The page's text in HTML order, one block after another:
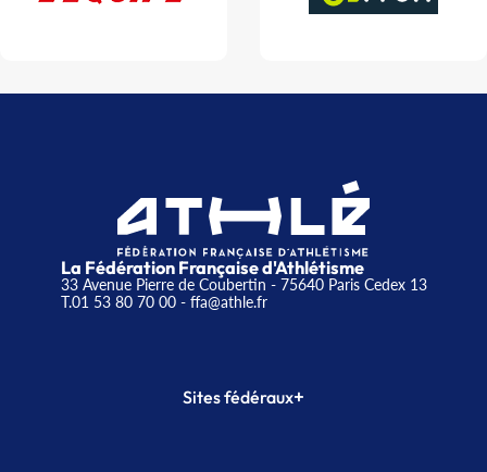
La Fédération Française d'Athlétisme
33 Avenue Pierre de Coubertin - 75640 Paris Cedex 13
T.01 53 80 70 00- ffa@athle.fr
Sites fédéraux+